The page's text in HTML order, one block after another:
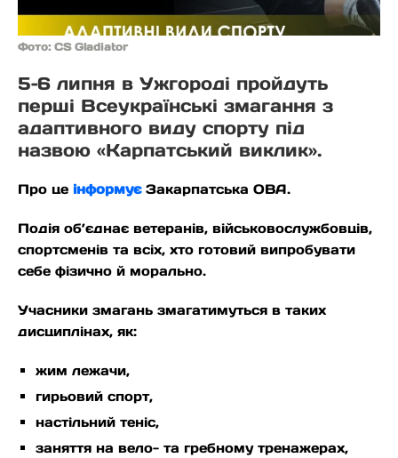
Фото: CS Gladiator
5–6 липня в Ужгороді пройдуть
перші Всеукраїнські змагання з
адаптивного виду спорту під
назвою «Карпатський виклик».
Про це інформуєЗакарпатська ОВА.
Подія об’єднає ветеранів, військовослужбовців,
спортсменів та всіх, хто готовий випробувати
себе фізично й морально.
Учасники змагань змагатимуться в таких
дисциплінах, як:
жим лежачи,
гирьовий спорт,
настільний теніс,
заняття на вело- та гребному тренажерах,